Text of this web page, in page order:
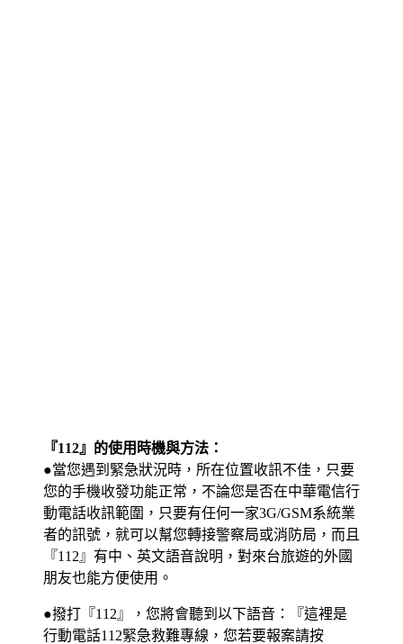
『112』的使用時機與方法：
●當您遇到緊急狀況時，所在位置收訊不佳，只要
您的手機收發功能正常，不論您是否在中華電信行
動電話收訊範圍，只要有任何一家3G/GSM系統業
者的訊號，就可以幫您轉接警察局或消防局，而且
『112』有中、英文語音說明，對來台旅遊的外國
朋友也能方便使用。
●撥打『112』，您將會聽到以下語音：『這裡是
行動電話112緊急救難專線，您若要報案請按